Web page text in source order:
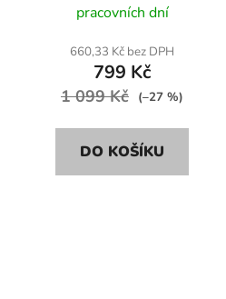
pracovních dní
660,33 Kč bez DPH
799 Kč
1 099 Kč (–27 %)
DO KOŠÍKU